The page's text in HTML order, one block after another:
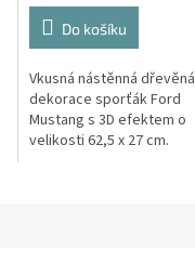
Do košíku
Vkusná nástěnná dřevěná
dekorace sporťák Ford
Mustang s 3D efektem o
velikosti 62,5 x 27 cm.